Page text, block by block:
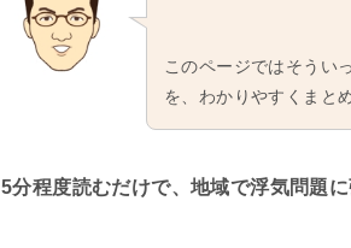
このページではそうい
を、わかりやすくまと
5分程度読むだけで、地域で浮気問題